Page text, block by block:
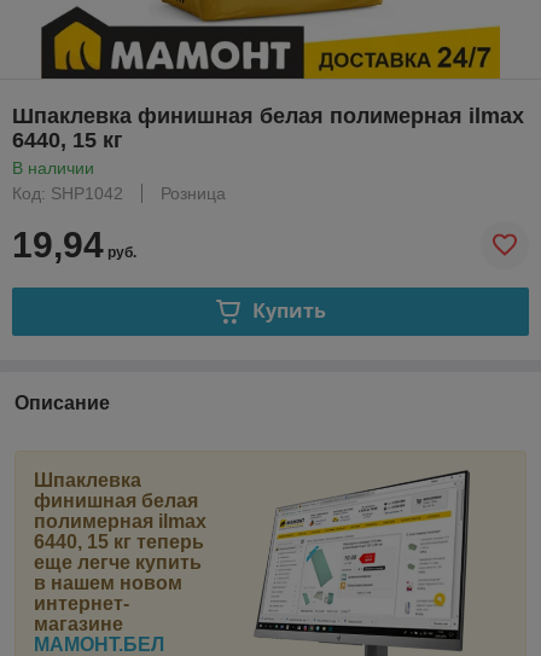
Шпаклевка финишная белая полимерная ilmax
6440, 15 кг
В наличии
Код: SHP1042
Розница
19,94 руб.
Купить
Описание
Шпаклевка
финишная белая
полимерная ilmax
6440, 15 кг теперь
еще легче купить
в нашем новом
интернет-
магазине
МАМОНТ.БЕЛ